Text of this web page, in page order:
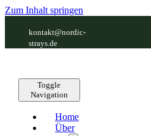
Zum Inhalt springen
kontakt@nordic-
strays.de
Toggle
Navigation
Home
Über